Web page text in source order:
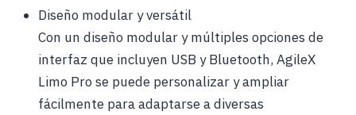
Diseño modular y versátil
Con un diseño modular y múltiples opciones de
interfaz que incluyen USB y Bluetooth, AgileX
Limo Pro se puede personalizar y ampliar
fácilmente para adaptarse a diversas